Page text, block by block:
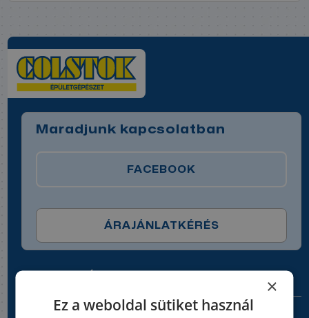
Maradjunk kapcsolatban
FACEBOOK
ÁRAJÁNLATKÉRÉS
COLSTOK Épületgépészet, Sopron
Professzionális épületgépészeti szolgáltatások 1984 óta.
×
Ez a weboldal sütiket használ